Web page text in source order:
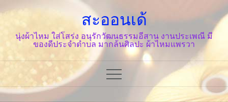
content
สะออนเด้
นุ่งผ้าไหม ใส่โสร่ง อนุรักวัฒนธรรมอีสาน งานประเพณี มี
ของดีประจำตำบล มากล้นศิลปะ ผ้าไหมแพรวา